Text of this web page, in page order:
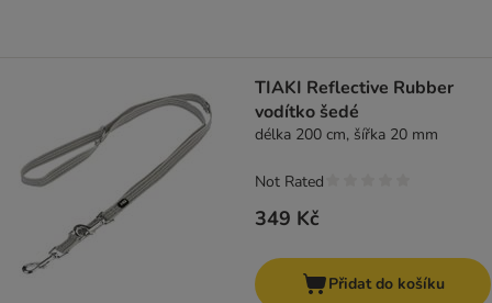
TIAKI Reflective Rubber
vodítko šedé
délka 200 cm, šířka 20 mm
349 Kč
Not Rated
Přidat do košíku